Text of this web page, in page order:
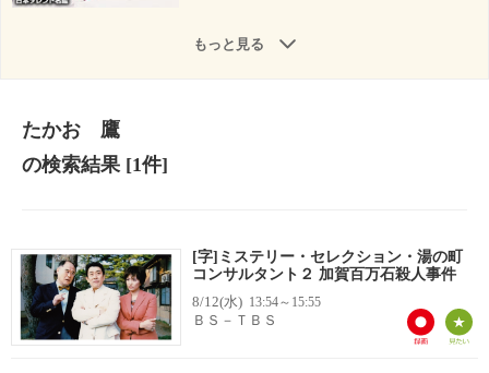
もっと見る
たかお 鷹
の検索結果[1件]
[字]ミステリー・セレクション・湯の町
コンサルタント２ 加賀百万石殺人事件
8/12(水) 13:54～15:55
ＢＳ－ＴＢＳ